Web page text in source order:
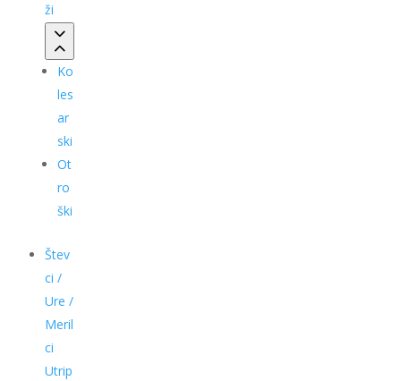
ži
Ko
les
ar
ski
Ot
ro
ški
Štev
ci /
Ure /
Meril
ci
Utrip